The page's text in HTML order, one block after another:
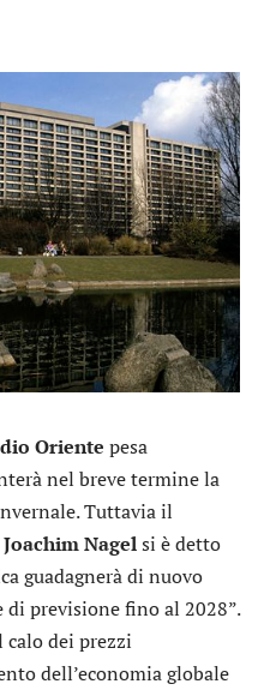
Oriente pesa
nel breve termine la
Tuttavia il
JoachimNagelsi è detto
guadagnerà di nuovo
previsione fino al 2028”.
calo dei prezzi
dell’economia globale